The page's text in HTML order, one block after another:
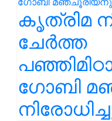
കൃത്രിമ
ചേർത്ത
ഗോബി